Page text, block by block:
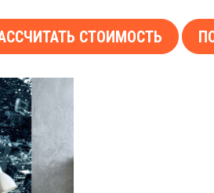
СТОИМОСТЬ